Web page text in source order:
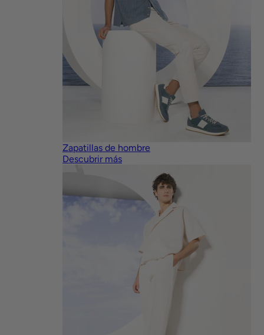
Zapatillas de hombre
Descubrir más